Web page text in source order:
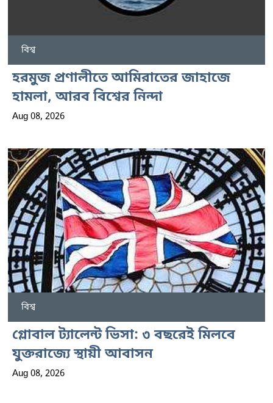
বিশ্ব
হরমুজ প্রণালীতে আমিরাতের জাহাজে
হামলা, আরব বিশ্বের নিন্দা
Aug 08, 2026
বিশ্ব
গ্লোবাল ট্যালেন্ট ভিসা: ৩ বছরেই মিলবে
যুক্তরাজ্যে স্থায়ী আবাসন
Aug 08, 2026